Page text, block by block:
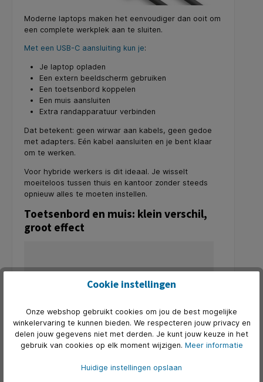
Moderne laptops maken het eenvoudiger dan ooit om
een complete werkplek aan te sluiten.
Met een USB-C aansluiting kun je:
Je laptop opladen
Een extern beeldscherm gebruiken
Een toetsenbord koppelen
Een muis aansluiten
Extra randapparatuur verbinden
Dat betekent: geen wirwar aan kabels, geen gedoe
met adapters. Eén kabel aansluiten en je bent klaar
om te werken.
Voor hybride werkers is dit ideaal. Je wisselt
moeiteloos tussen thuis en kantoor zonder steeds
opnieuw alles te moeten instellen.
Toetsenbord en muis: klein verschil,
groot effect
Veel professionals blijven werken op het ingebouwde
praktisch, maar is ergonomisch niet optimaal.
Cookie instellingen
Onze webshop gebruikt cookies om jou de best mogelijke
winkelervaring te kunnen bieden. We respecteren jouw privacy en
delen jouw gegevens niet met derden. Je kunt jouw keuze in het
gebruik van cookies op elk moment wijzigen. Meer informatie
Huidige instellingen opslaan